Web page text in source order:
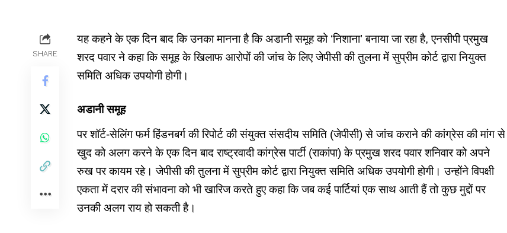
SHARE
यह कहने के एक दिन बाद कि उनका मानना है कि अडानी समूह को ‘निशाना’ बनाया जा रहा है, एनसीपी प्रमुख
शरद पवार ने कहा कि समूह के खिलाफ आरोपों की जांच के लिए जेपीसी की तुलना में सुप्रीम कोर्ट द्वारा नियुक्त
समिति अधिक उपयोगी होगी।
अडानी समूह
पर शॉर्ट-सेलिंग फर्म हिंडनबर्ग की रिपोर्ट की संयुक्त संसदीय समिति (जेपीसी) से जांच कराने की कांग्रेस की मांग से
खुद को अलग करने के एक दिन बाद राष्ट्रवादी कांग्रेस पार्टी (राकांपा) के प्रमुख शरद पवार शनिवार को अपने
रुख पर कायम रहे। जेपीसी की तुलना में सुप्रीम कोर्ट द्वारा नियुक्त समिति अधिक उपयोगी होगी। उन्होंने विपक्षी
एकता में दरार की संभावना को भी खारिज करते हुए कहा कि जब कई पार्टियां एक साथ आती हैं तो कुछ मुद्दों पर
उनकी अलग राय हो सकती है।